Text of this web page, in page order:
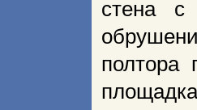
стена с
полтора